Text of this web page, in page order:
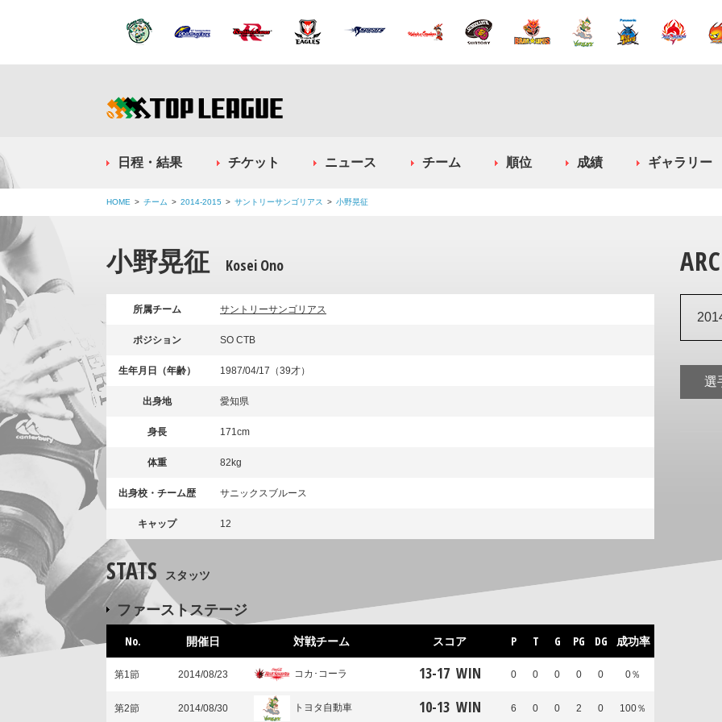
日程・結果 チケット ニュース チーム 順位 成績 ギャラリー
HOME チーム 2014-2015 サントリーサンゴリアス 小野晃征
小野晃征 Kosei Ono
所属チーム サントリーサンゴリアス
ポジション SO CTB
生年月日（年齢） 1987/04/17（39才）
出身地 愛知県
身長 171cm
体重 82kg
出身校・チーム歴 サニックスブルース
キャップ 12
STATS スタッツ
ファーストステージ
No. 開催日 対戦チーム スコア P T G PG DG 成功率
第1節 2014/08/23 コカ･コーラ 13-17 WIN 0 0 0 0 0 0％
第2節 2014/08/30 トヨタ自動車 10-13 WIN 6 0 0 2 0 100％
選